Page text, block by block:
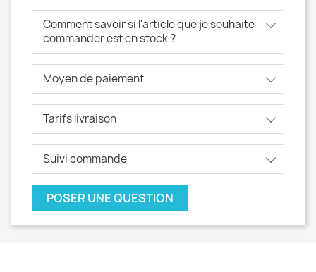
Comment savoir si l'article que je souhaite
commander est en stock ?
Moyen de paiement
Tarifs livraison
Suivi commande
POSER UNE QUESTION